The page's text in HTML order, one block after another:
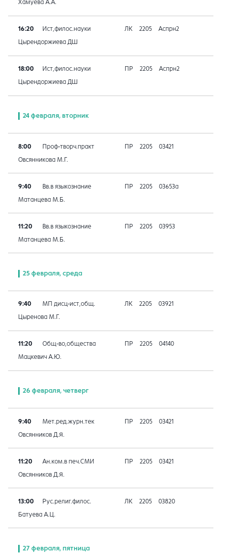
Хамуева А.А.
16:20 Ист,филос.науки ЛК 2205 Аспрн2
Цырендоржиева ДШ
18:00 Ист,филос.науки ПР 2205 Аспрн2
Цырендоржиева ДШ
24 февраля, вторник
8:00 Проф-творч.практ ПР 2205 03421
Овсянникова М.Г.
9:40 Вв.в языкознание ПР 2205 03653а
Матанцева М.Б.
11:20 Вв.в языкознание ПР 2205 03953
Матанцева М.Б.
25 февраля, среда
9:40 МП дисц-ист,общ. ЛК 2205 03921
Цыренова М.Г.
11:20 Общ-во,общества ПР 2205 04140
Мацкевич А.Ю.
26 февраля, четверг
9:40 Мет.ред.журн.тек ПР 2205 03421
Овсянников Д.Я.
11:20 Ан.ком.в печ.СМИ ПР 2205 03421
Овсянников Д.Я.
13:00 Рус.религ.филос. ЛК 2205 03820
Батуева А.Ц.
27 февраля, пятница